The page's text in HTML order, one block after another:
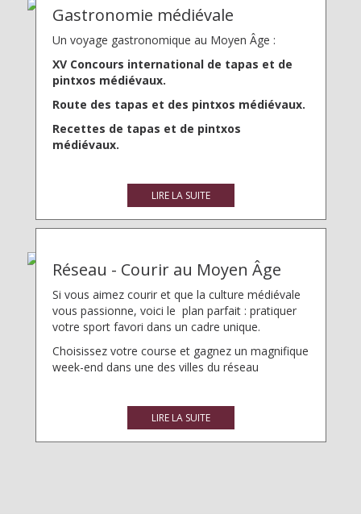
Gastronomie médiévale
Un voyage gastronomique au Moyen Âge :
XV Concours international de tapas et de
pintxos médiévaux.
Route des tapas et des pintxos médiévaux.
Recettes de tapas et de pintxos
médiévaux.
LIRE LA SUITE
Réseau - Courir au Moyen Âge
Si vous aimez courir et que la culture médiévale
vous passionne, voici le plan parfait : pratiquer
votre sport favori dans un cadre unique.
Choisissez votre course et gagnez un magnifique
week-end dans une des villes du réseau
LIRE LA SUITE